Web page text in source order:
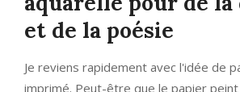
et de la poésie
Je reviens rapidement avec l'idée de
imprimé. Peut-être que le papier